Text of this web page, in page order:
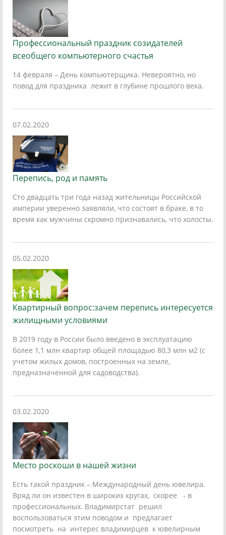
Профессиональный праздник созидателей
всеобщего компьютерного счастья
14 февраля – День компьютерщика. Невероятно, но
повод для праздника лежит в глубине прошлого века.
07.02.2020
Перепись, род и память
Сто двадцать три года назад жительницы Российской
империи уверенно заявляли, что состоят в браке, в то
время как мужчины скромно признавались, что холосты.
05.02.2020
Квартирный вопрос:зачем перепись интересуется
жилищными условиями
В 2019 году в России было введено в эксплуатацию
более 1,1 млн квартир общей площадью 80,3 млн м2 (с
учетом жилых домов, построенных на земле,
предназначенной для садоводства).
03.02.2020
Место роскоши в нашей жизни
Есть такой праздник – Международный день ювелира.
Вряд ли он известен в широких кругах, скорее - в
профессиональных. Владимирстат решил
воспользоваться этим поводом и предлагает
посмотреть на интерес владимирцев к ювелирным